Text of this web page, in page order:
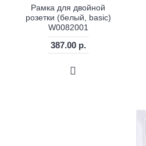
Рамка для двойной
розетки (белый, basic)
W0082001
387.00 р.